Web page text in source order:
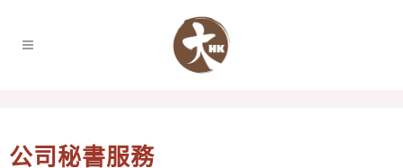
公司秘書服務